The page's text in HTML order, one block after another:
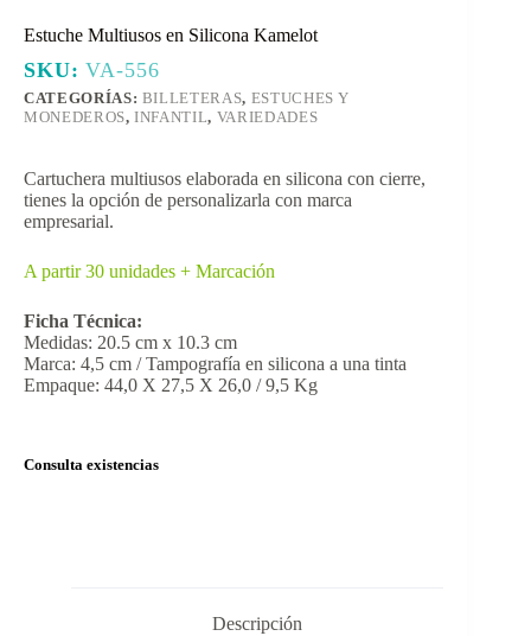
Estuche Multiusos en Silicona Kamelot
SKU:VA-556
CATEGORÍAS: BILLETERAS, ESTUCHES Y
MONEDEROS,INFANTIL, VARIEDADES
Cartuchera multiusos elaborada en silicona con cierre,
tienes la opción de personalizarla con marca
empresarial.
A partir 30 unidades + Marcación
Ficha Técnica:
Medidas: 20.5 cm x 10.3 cm
Marca: 4,5 cm / Tampografía en silicona a una tinta
Empaque: 44,0 X 27,5 X 26,0 / 9,5 Kg
Consulta existencias
Descripción